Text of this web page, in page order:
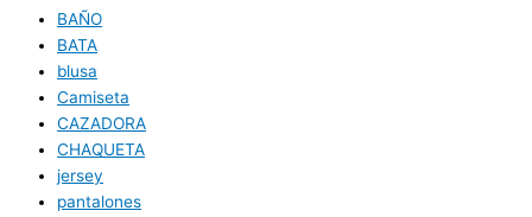
BAÑO
BATA
blusa
Camiseta
CAZADORA
CHAQUETA
jersey
pantalones